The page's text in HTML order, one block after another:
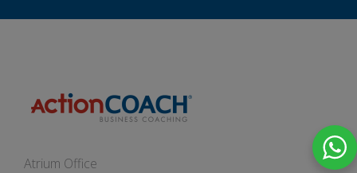
Atrium Office